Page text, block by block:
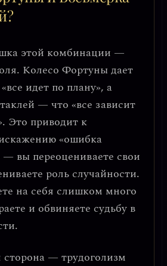
этой комбинации —
. Колесо Фортуны дает
идет по плану», а
— что «все зависит
Это приводит к
«ошибка
— вы переоцениваете свои
роль случайности.
на себя слишком много
и обвиняете судьбу в
сторона — трудоголизм